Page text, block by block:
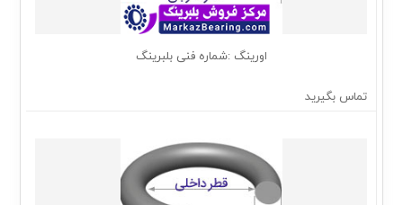
اورینگ :شماره فنی بلبرینگ
تماس بگیرید